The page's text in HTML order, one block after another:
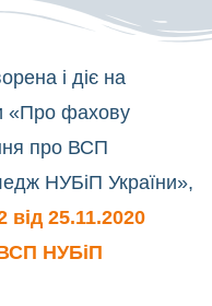
і діє на
«Про фахову
про ВСП
НУБіП України»,
від 25.11.2020
НУБіП